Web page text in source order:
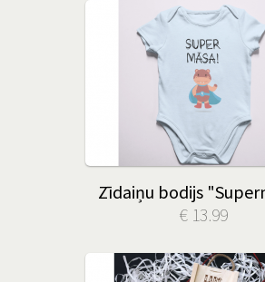
Zīdaiņu bodijs
€ 13.99